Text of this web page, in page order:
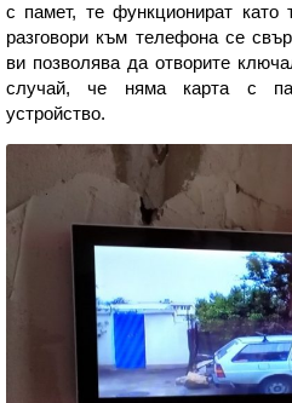
с памет, те функционират като
разговори към телефона се
ви позволява да отворите
случай, че няма карта с
устройство.